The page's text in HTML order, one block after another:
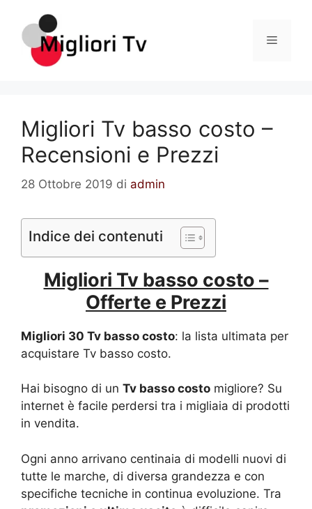
contenuto
Menu
Migliori Tv basso costo –
Recensioni e Prezzi
28 Ottobre 2019 di admin
Indice dei contenuti
Migliori Tv basso costo –
Offerte e Prezzi
Migliori 30 Tv basso costo: la lista ultimata per
acquistare Tv basso costo.
Hai bisogno di un Tv basso costo migliore? Su
internet è facile perdersi tra i migliaia di prodotti
in vendita.
Ogni anno arrivano centinaia di modelli nuovi di
tutte le marche, di diversa grandezza e con
specifiche tecniche in continua evoluzione. Tra